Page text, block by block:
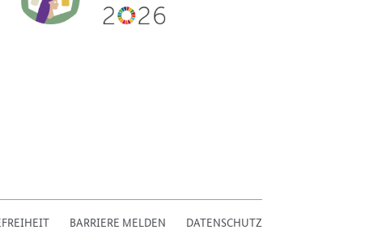
BARRIERE MELDEN
DATENSCHUTZ